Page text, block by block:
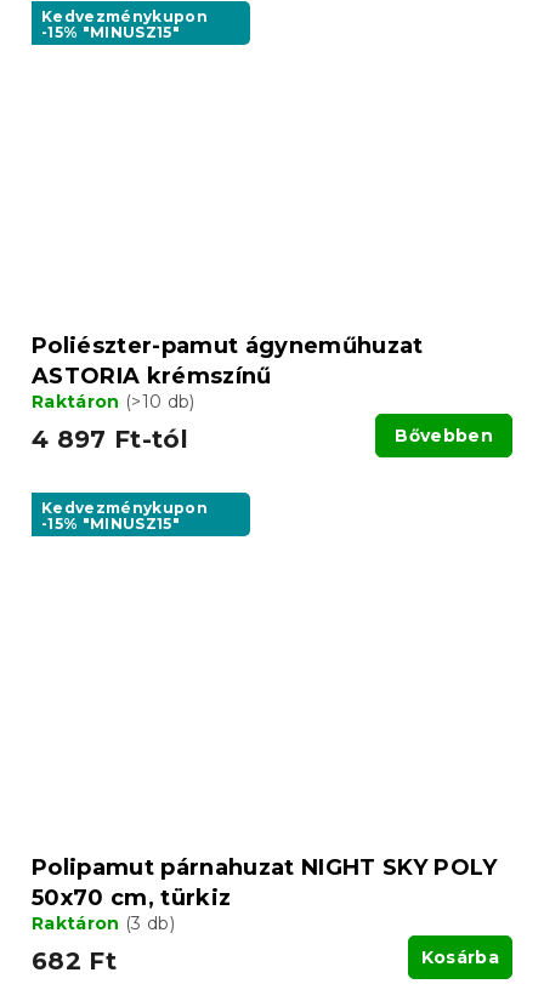
Kedvezménykupon
-15% "MINUSZ15"
Poliészter-pamut ágyneműhuzat
ASTORIA krémszínű
Raktáron (>10 db)
4 897 Ft-tól Bővebben
Kedvezménykupon
-15% "MINUSZ15"
Polipamut párnahuzat NIGHT SKY POLY
50x70 cm, türkiz
Raktáron (3 db)
682 Ft Kosárba